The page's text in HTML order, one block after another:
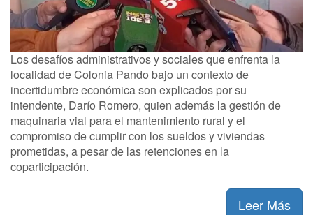
Los desafíos administrativos y sociales que enfrenta la
localidad de Colonia Pando bajo un contexto de
incertidumbre económica son explicados por su
intendente, Darío Romero, quien además la gestión de
maquinaria vial para el mantenimiento rural y el
compromiso de cumplir con los sueldos y viviendas
prometidas, a pesar de las retenciones en la
coparticipación.
Leer Más